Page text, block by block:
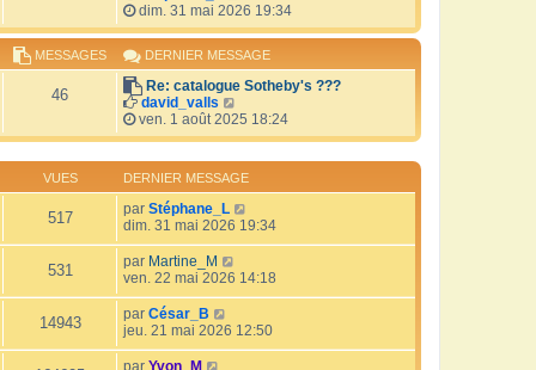
m
e
s
s
a
g
e
n
i
e
r
m
e
s
s
a
g
e
e
d
e
r
n
i
r
m
e
s
s
g
e
o
i
r
l
e
d
e
r
n
i
e
r
m
e
s
a
g
dim. 31 mai 2026 19:34
MESSAGES DERNIER MESSAGE
46
Re: catalogue Sotheby's ???
david_valls
o
i
e
d
e
r
e
r
e
s
ven. 1 août 2025 18:24
VUES DERNIER MESSAGE
517 par Stéphane_L
dim. 31 mai 2026 19:34
531 par Martine_M
ven. 22 mai 2026 14:18
14943 par César_B
jeu. 21 mai 2026 12:50